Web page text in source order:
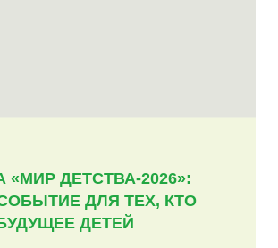
ДЕТСТВА-2026»:
ДЛЯ ТЕХ, КТО
ДЕТЕЙ